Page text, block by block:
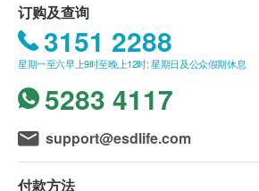
使用后盖上盖子并将瓶子保持直
品长时间未使用，喷咀可能会变
堵塞，请先用温水冲洗喷咀
注意！ ：不要使用食品补充剂
食！ 饮食多样化很重要和均衡
活方式。 不要超过建议的每日剂
请将本品放在儿童不能接触的
下，避免阳光直射。 包装未损
购买 LiveLonger 利活加产品总
可享本地免费送货服务。账单总
附加HK$50运费。
我们将于确定订单后3-5个工作天
不排除运送时间会因节日而有所
风讯号悬挂或黑色暴雨警告生效
将会延迟。
所有订单须视乎相关货品的供
订购及查询
3151 2288
星期一至六早上9时至晚上12时; 星期日及公众假期休息
5283 4117
support@esdlife.com
付款方法